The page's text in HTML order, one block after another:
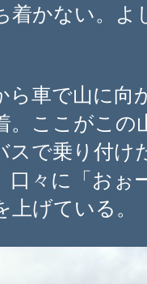
着かない。よ
車で山に向
。ここがこ
で乗り付け
口々に「おぉ
上げている。